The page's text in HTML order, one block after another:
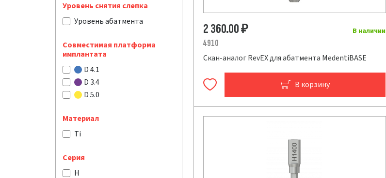
Уровень снятия слепка
Уровень абатмента
Совместимая платформа
имплантата
D 4.1
D 3.4
D 5.0
Материал
Ti
Серия
H
В наличии
2 360.00₽
4910
Скан-аналог RevEX для абатмента MedentiBASE
В корзину